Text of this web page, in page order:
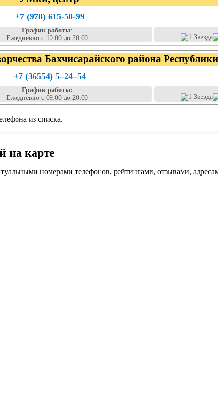
+7 (978) 615-58-99
График работы:
Ежедневно с 10:00 до 20:00
Бахчисарайского района
+7 (36554) 5‒24‒54
График работы:
Ежедневно с 09:00 до 20:00
из списка.
на карте
номерами телефонов, рейтингами, отзывами,